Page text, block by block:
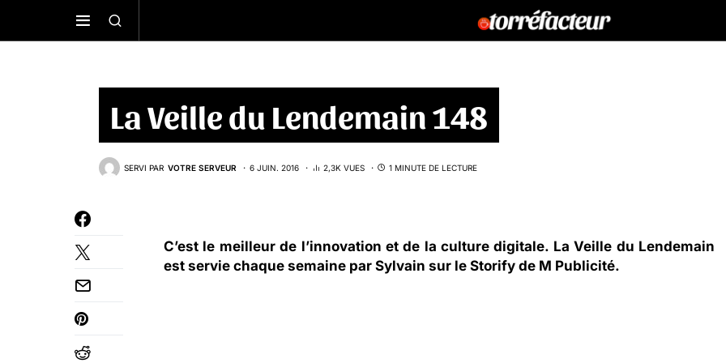
La Veille du Lendemain 148
SERVI PAR VOTRE SERVEUR 6 JUIN. 2016 2,3K VUES 1 MINUTE DE LECTURE
C’est le meilleur de l’innovation et de la culture digitale. La Veille du Lendemain
est servie chaque semaine par Sylvain sur le Storify de M Publicité.